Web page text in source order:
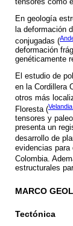
En geología
la deformación
conjugadas (
deformación
genéticamente
El estudio de
en la Cordillera
otros más
Floresta (Velandia
tensores y
presenta un
desarrollo de
evidencias para
Colombia.
estructurales
MARCO
Tectónica